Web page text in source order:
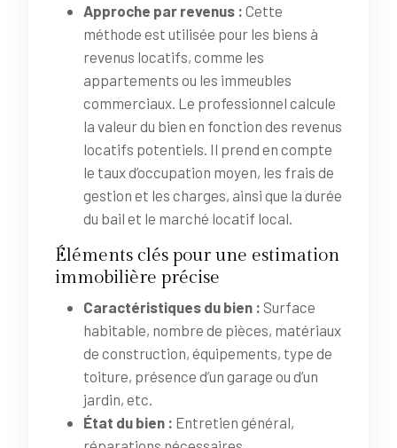
Approche par revenus : Cette
méthode est utilisée pour les biens à
revenus locatifs, comme les
appartements ou les immeubles
commerciaux. Le professionnel calcule
la valeur du bien en fonction des revenus
locatifs potentiels. Il prend en compte
le taux d’occupation moyen, les frais de
gestion et les charges, ainsi que la durée
du bail et le marché locatif local.
Éléments clés pour une estimation
immobilière précise
Caractéristiques du bien : Surface
habitable, nombre de pièces, matériaux
de construction, équipements, type de
toiture, présence d’un garage ou d’un
jardin, etc.
État du bien : Entretien général,